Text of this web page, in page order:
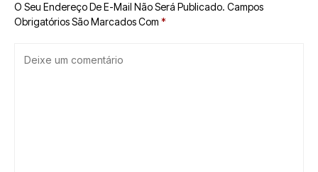
O Seu Endereço De E-Mail Não Será Publicado. Campos
Obrigatórios São Marcados Com *